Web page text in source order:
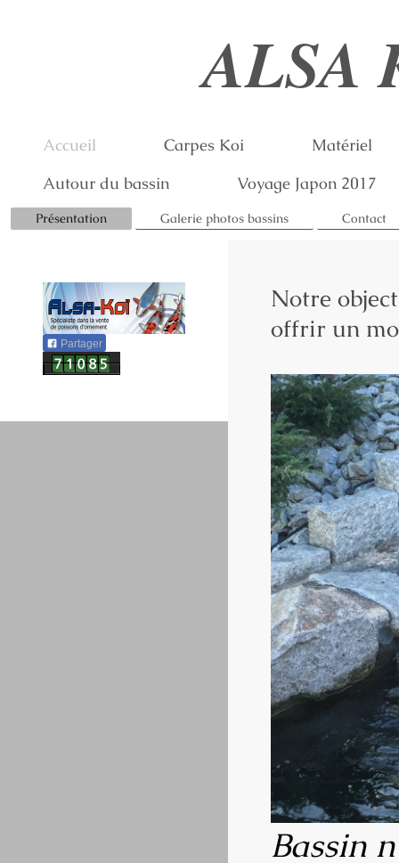
ALSA
Accueil Carpes Koi
Matériel
Autour du bassin
Voyage Japon 2017
Présentation Galerie photos bassins Contact
Notre
offrir un
Bassin
Partager